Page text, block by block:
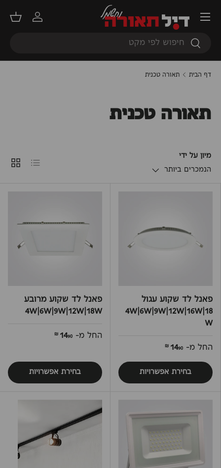
דילוג
חיפוש
חיפוש
התחברות
סל
תפריט
דף הבית תאורה טכנית
תאורה טכנית
מיון על ידי
הנמכרים ביותר
רשימה
פאנל לד שקוע עגול
4W|6W|9W|12W|16W|18
W
החל מ- 1490 ₪
בחירת אפשרויות
פאנל לד שקוע מרובע
4W|6W|9W|12W|18W
החל מ- 1490 ₪
בחירת אפשרויות